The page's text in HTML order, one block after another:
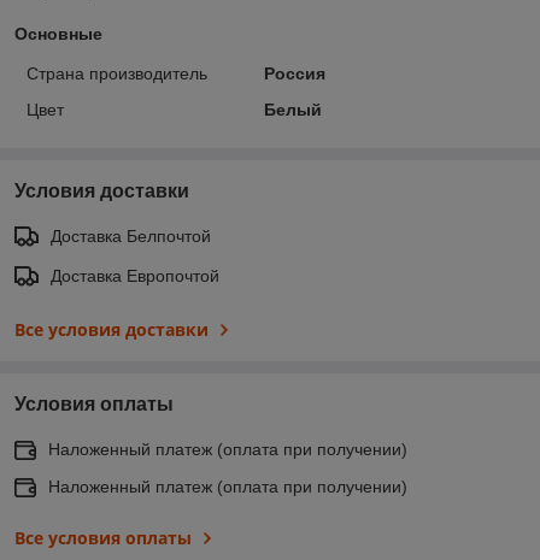
Основные
Страна производитель
Россия
Цвет
Белый
Условия доставки
Доставка Белпочтой
Доставка Европочтой
Все условия доставки
Условия оплаты
Наложенный платеж (оплата при получении)
Наложенный платеж (оплата при получении)
Все условия оплаты